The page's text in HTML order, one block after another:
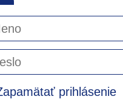
prihlásenie